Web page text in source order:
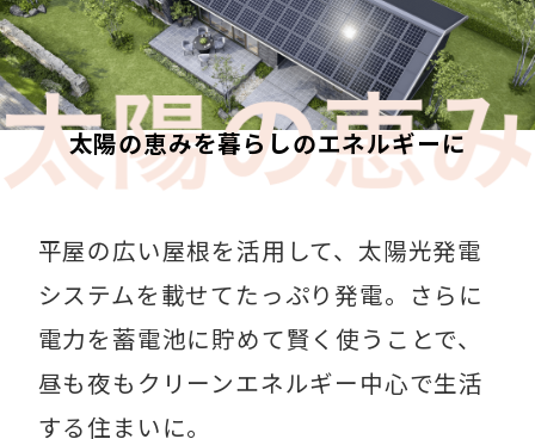
太陽の恵みを暮らしのエネルギーに​
平屋の広い屋根を活用して、太陽光発電
システムを載せてたっぷり発電。さらに
電力を蓄電池に貯めて賢く使うことで、
昼も夜もクリーンエネルギー中心で生活
する住まいに。